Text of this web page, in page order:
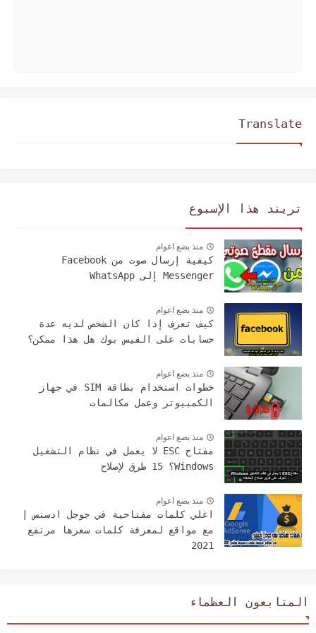
Translate
تريند هذا الإسبوع
منذ بضع اعوام
كيفية إرسال صوت من Facebook
Messenger إلى WhatsApp
منذ بضع اعوام
كيف تعرف إذا كان الشخص لديه عدة
حسابات على الفيس بوك هل هذا ممكن؟
منذ بضع اعوام
خطوات استخدام بطاقة SIM في جهاز
الكمبيوتر وعمل مكالمات
منذ بضع اعوام
مفتاح ESC لا يعمل في نظام التشغيل
Windows؟ 15 طرق لإصلاح
منذ بضع اعوام
اغلي كلمات مفتاحية في جوجل ادسنس |
مع مواقع لمعرفة كلمات سعرها مرتفع
2021
المتابعون العظماء